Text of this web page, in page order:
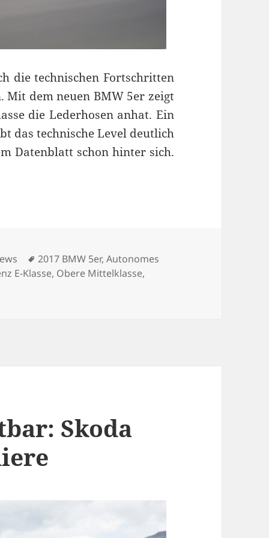
die technischen Fortschritten
dem neuen BMW 5er zeigt
die Lederhosen anhat. Ein
das technische Level deutlich
Datenblatt schon hinter sich.
Schlagwörter
2017 BMW 5er,Autonomes
E-Klasse, Obere Mittelklasse,
Skoda